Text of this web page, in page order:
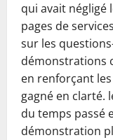
qui avait négligé
pages de
sur les
démonstrations
en renforçant
gagné en clarté.
du temps passé
démonstration